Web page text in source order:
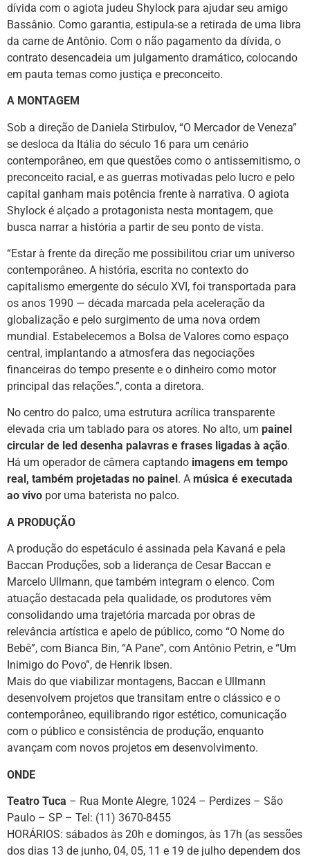
dívida com o agiota judeu Shylock para ajudar seu amigo
Bassânio. Como garantia, estipula-se a retirada de uma libra
da carne de Antônio. Com o não pagamento da dívida, o
contrato desencadeia um julgamento dramático, colocando
em pauta temas como justiça e preconceito.
A MONTAGEM
Sob a direção de Daniela Stirbulov, “O Mercador de Veneza”
se desloca da Itália do século 16 para um cenário
contemporâneo, em que questões como o antissemitismo, o
preconceito racial, e as guerras motivadas pelo lucro e pelo
capital ganham mais potência frente à narrativa. O agiota
Shylock é alçado a protagonista nesta montagem, que
busca narrar a história a partir de seu ponto de vista.
“Estar à frente da direção me possibilitou criar um universo
contemporâneo. A história, escrita no contexto do
capitalismo emergente do século XVI, foi transportada para
os anos 1990 — década marcada pela aceleração da
globalização e pelo surgimento de uma nova ordem
mundial. Estabelecemos a Bolsa de Valores como espaço
central, implantando a atmosfera das negociações
financeiras do tempo presente e o dinheiro como motor
principal das relações.”, conta a diretora.
No centro do palco, uma estrutura acrílica transparente
elevada cria um tablado para os atores. No alto, um painel
circular de led desenha palavras e frases ligadas à ação.
Há um operador de câmera captando imagens em tempo
real, também projetadas no painel . A música é executada
ao vivo por uma baterista no palco.
A PRODUÇÃO
A produção do espetáculo é assinada pela Kavaná e pela
Baccan Produções, sob a liderança de Cesar Baccan e
Marcelo Ullmann, que também integram o elenco. Com
atuação destacada pela qualidade, os produtores vêm
consolidando uma trajetória marcada por obras de
relevância artística e apelo de público, como “O Nome do
Bebê”, com Bianca Bin, “A Pane”, com Antônio Petrin, e “Um
Inimigo do Povo”, de Henrik Ibsen.
Mais do que viabilizar montagens, Baccan e Ullmann
desenvolvem projetos que transitam entre o clássico e o
contemporâneo, equilibrando rigor estético, comunicação
com o público e consistência de produção, enquanto
avançam com novos projetos em desenvolvimento.
ONDE
Teatro Tuca – Rua Monte Alegre, 1024 – Perdizes – São
Paulo – SP – Tel: (11) 3670-8455
HORÁRIOS: sábados às 20h e domingos, às 17h (as sessões
dos dias 13 de junho, 04, 05, 11 e 19 de julho dependem dos